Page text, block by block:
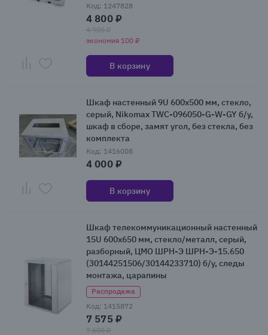
Код: 1247828
4 800 ₽
4 900 ₽
экономия 100 ₽
В корзину
Шкаф настенный 9U 600x500 мм, стекло,
серый, Nikomax TWC-096050-G-W-GY б/у,
шкаф в сборе, замят угол, без стекла, без
комплекта
Код: 1416008
4 000 ₽
В корзину
Шкаф телекоммуникационный настенный
15U 600x650 мм, стекло/металл, серый,
разборный, ЦМО ШРН-Э ШРН-Э-15.650
(30144251506/30144233710) б/у, следы
монтажа, царапины
Распродажа
Код: 1415872
7 575 ₽
7 600 ₽